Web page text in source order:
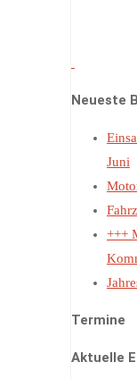
Neueste
Juni
+++
Termine
Aktuelle